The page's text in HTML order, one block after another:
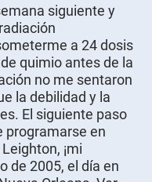
siguiente y
a 24 dosis
quimio antes de la
no me sentaron
la debilidad y la
El siguiente paso
programarse en
¡mi
de 2005, el día en